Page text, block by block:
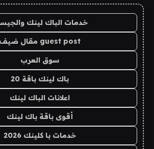
خدمات الباك لينك
guest post مقال ضيف
سوق العرب
باك لينك باقة 20
اعلانات الباك لينك
أقوى باقة باك لينك
خدمات با كلينك 2026